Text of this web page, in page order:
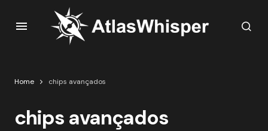
Home chips avançados
chips avançados